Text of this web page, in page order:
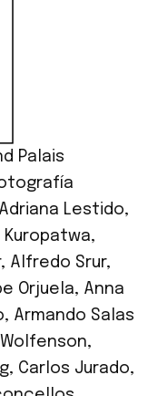
Palais
Adriana Lestido,
,
, Alfredo Srur,
Orjuela, Anna
, Armando Salas
,
, Carlos Jurado,